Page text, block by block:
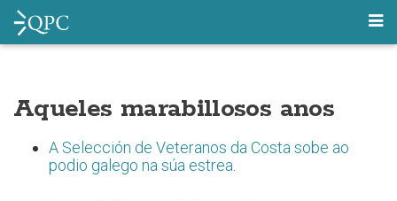
Aqueles marabillosos anos
A Selección de Veteranos da Costa sobe ao
podio galego na súa estrea